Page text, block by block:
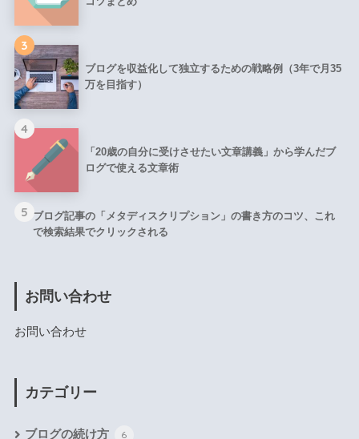
3
ブログを収益化して独立するための戦略例（3年で月35
万を目指す）
4
「20歳の自分に受けさせたい文章講義」から学んだブ
ログで使える文章術
5 ブログ記事の「メタディスクリプション」の書き方のコツ、これ
で検索結果でクリックされる
お問い合わせ
お問い合わせ
カテゴリー
ブログの続け方 6